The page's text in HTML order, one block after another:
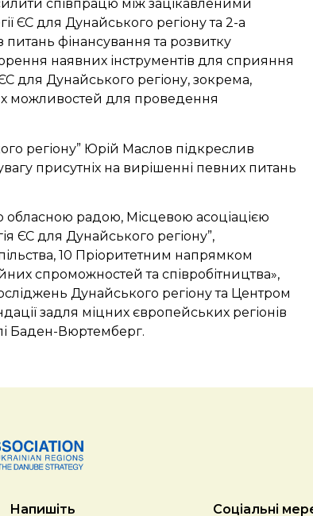
співпрацю між зацікавленими
ЄС для Дунайського регіону та 2-а
фінансування та розвитку
наявних інструментів для сприяння
ЄС для Дунайського регіону, зокрема,
можливостей для проведення
регіону” Юрій Маслов підкреслив
присутніх на вирішенні певних питань
обласною радою, Місцевою асоціацією
ЄС для Дунайського регіону”,
10 Пріоритетним напрямком
спроможностей та співробітництва»,
Дунайського регіону та Центром
задля міцних європейських регіонів
Баден-Вюртемберг.
Напишіть Соціальні